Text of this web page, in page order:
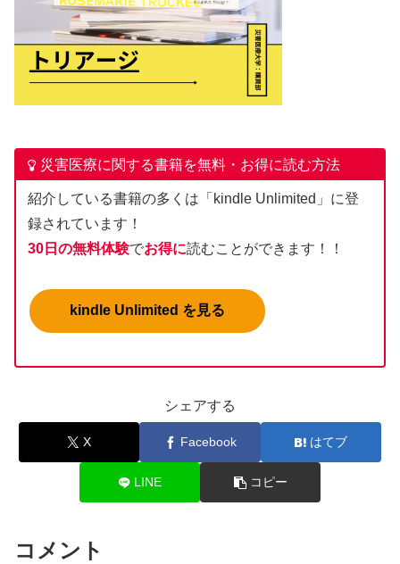
災害医療に関する書籍を無料・お得に読む方法
紹介している書籍の多くは「kindle Unlimited」に登
録されています！
30日の無料体験でお得に読むことができます！！
kindle Unlimited を見る
シェアする
X Facebook はてブ
LINE コピー
コメント